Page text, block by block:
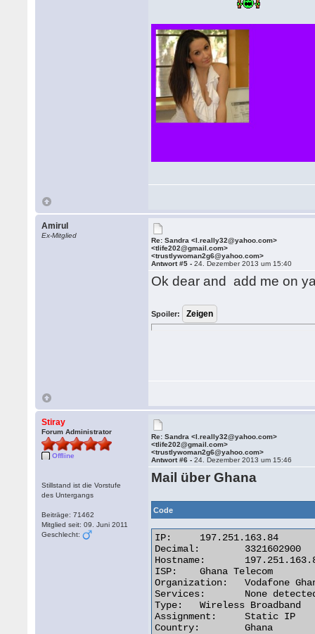
Amirul
Ex-Mitglied
Re: Sandra <l.really32@yahoo.com>
<tlife202@gmail.com>
<trustlywoman2g6@yahoo.com>
Antwort #5 -24. Dezember 2013 um 15:40
Ok dear and add me on
Spoiler:
Stiray
Forum Administrator
Offline
Stillstand ist die Vorstufe
des Untergangs
Beiträge: 71462
Mitglied seit: 09. Juni 2011
Geschlecht:
Re: Sandra <l.really32@yahoo.com>
<tlife202@gmail.com>
<trustlywoman2g6@yahoo.com>
Antwort #6 -24. Dezember 2013 um 15:46
Mail über Ghana
Code
IP:	197.251.163.84
Decimal:	3321602900
Hostname:	197.251.163.84
ISP:	Ghana Telecom
Organization:	Vodafone Ghana
Services:	None detected
Type:	Wireless Broadband
Assignment:	Static IP
Country:	Ghana